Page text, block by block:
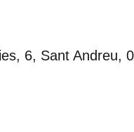
6, Sant Andreu,